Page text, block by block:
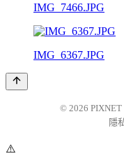
IMG_7466.JPG
IMG_6367.JPG
© 2026 PIXNET
隱
⚠️